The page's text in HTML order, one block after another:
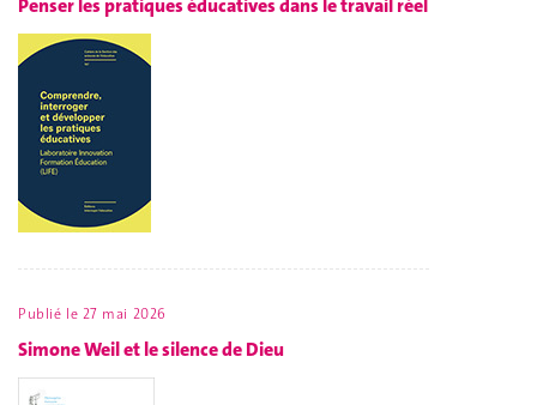
Penser les pratiques éducatives dans le travail réel
Publié le 27 mai 2026
Simone Weil et le silence de Dieu